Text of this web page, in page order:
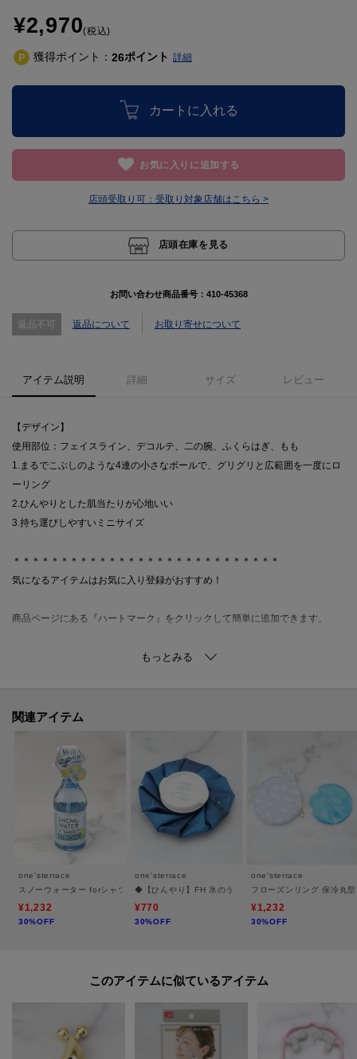
¥2,970(税込)
獲得ポイント： 26ポイント 詳細
カートに入れる
お気に入りに追加する
店頭受取り可： 受取り対象店舗はこちら >
店頭在庫を見る
お問い合わせ商品番号： 410-45368
返品不可 返品について お取り寄せについて
アイテム説明 詳細 サイズ レビュー
【デザイン】
使用部位：フェイスライン、デコルテ、二の腕、ふくらはぎ、もも
1.まるでこぶしのような4連の小さなボールで、グリグリと広範囲を一度にロ
ーリング
2.ひんやりとした肌当たりが心地いい
3.持ち運びしやすいミニサイズ
＊＊＊＊＊＊＊＊＊＊＊＊＊＊＊＊＊＊＊＊＊＊＊＊＊＊＊＊
気になるアイテムはお気に入り登録がおすすめ！
商品ページにある『ハートマーク』をクリックして簡単に追加できます。
値下げ情報や在庫状況など新着情報をメルマガにてお知らせ！
※照明の関係により、実際よりも色味が違って見える場合があります。ま
た、パソコン・スマートフォンなどの環境により、若干製品と画像のカラー
が異なる場合もございます。
関連アイテム
one'sterrace
スノーウォーター forシャツ
¥1,232
30%OFF
one'sterrace
◆【ひんやり】FH 氷のう
¥770
30%OFF
one'sterrace
フローズンリング 保冷丸
¥1,232
30%OFF
このアイテムに似ているアイテム